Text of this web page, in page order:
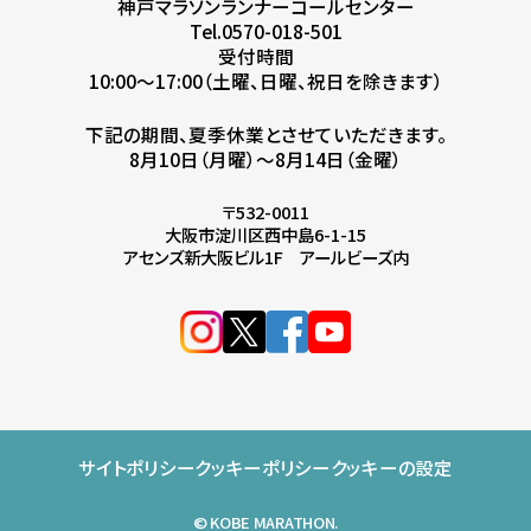
神戸マラソンランナーコールセンター
Tel.0570-018-501
受付時間
10:00～17:00（土曜、日曜、祝日を除きます）
下記の期間、夏季休業とさせていただきます。
8月10日（月曜）～8月14日（金曜）
〒532-0011
大阪市淀川区西中島6-1-15
アセンズ新大阪ビル1F アールビーズ内
サイトポリシークッキーポリシークッキーの設定
© KOBE MARATHON.